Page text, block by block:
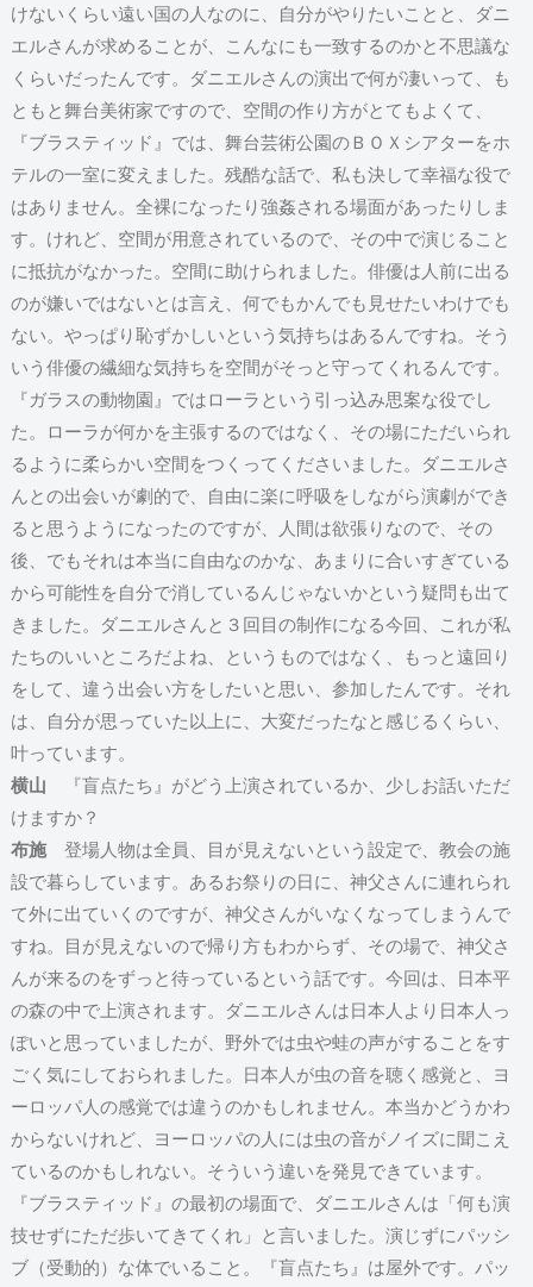
けないくらい遠い国の人なのに、自分がやりたいことと、ダニ
エルさんが求めることが、こんなにも一致するのかと不思議な
くらいだったんです。ダニエルさんの演出で何が凄いって、も
ともと舞台美術家ですので、空間の作り方がとてもよくて、
『ブラスティッド』では、舞台芸術公園のＢＯＸシアターをホ
テルの一室に変えました。残酷な話で、私も決して幸福な役で
はありません。全裸になったり強姦される場面があったりしま
す。けれど、空間が用意されているので、その中で演じること
に抵抗がなかった。空間に助けられました。俳優は人前に出る
のが嫌いではないとは言え、何でもかんでも見せたいわけでも
ない。やっぱり恥ずかしいという気持ちはあるんですね。そう
いう俳優の繊細な気持ちを空間がそっと守ってくれるんです。
『ガラスの動物園』ではローラという引っ込み思案な役でし
た。ローラが何かを主張するのではなく、その場にただいられ
るように柔らかい空間をつくってくださいました。ダニエルさ
んとの出会いが劇的で、自由に楽に呼吸をしながら演劇ができ
ると思うようになったのですが、人間は欲張りなので、その
後、でもそれは本当に自由なのかな、あまりに合いすぎている
から可能性を自分で消しているんじゃないかという疑問も出て
きました。ダニエルさんと３回目の制作になる今回、これが私
たちのいいところだよね、というものではなく、もっと遠回り
をして、違う出会い方をしたいと思い、参加したんです。それ
は、自分が思っていた以上に、大変だったなと感じるくらい、
叶っています。
横山 『盲点たち』がどう上演されているか、少しお話いただ
けますか？
布施登場人物は全員、目が見えないという設定で、教会の施
設で暮らしています。あるお祭りの日に、神父さんに連れられ
て外に出ていくのですが、神父さんがいなくなってしまうんで
すね。目が見えないので帰り方もわからず、その場で、神父さ
んが来るのをずっと待っているという話です。今回は、日本平
の森の中で上演されます。ダニエルさんは日本人より日本人っ
ぽいと思っていましたが、野外では虫や蛙の声がすることをす
ごく気にしておられました。日本人が虫の音を聴く感覚と、ヨ
ーロッパ人の感覚では違うのかもしれません。本当かどうかわ
からないけれど、ヨーロッパの人には虫の音がノイズに聞こえ
ているのかもしれない。そういう違いを発見できています。
『ブラスティッド』の最初の場面で、ダニエルさんは「何も演
技せずにただ歩いてきてくれ」と言いました。演じずにパッシ
ブ（受動的）な体でいること。『盲点たち』は屋外です。パッ